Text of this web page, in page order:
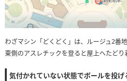
わざマシン「どくどく」は、ルージュ2番
東側のアスレチックを登ると屋上へたどり
気付かれていない状態でボールを投げ